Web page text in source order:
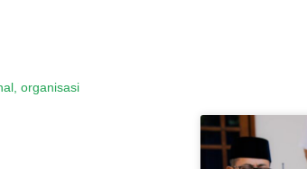
organisasi